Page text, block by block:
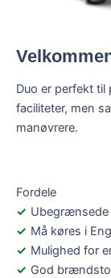
Duo er perfekt til
faciliteter, men
manøvrere.
Fordele
Ubegrænsede
Må køres i
Mulighed for
God